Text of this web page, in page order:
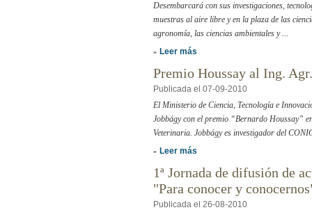
Desembarcará con sus investigaciones,
muestras al aire libre y en la plaza de las
agronomía, las ciencias ambientales y ...
» Leer más
Premio Houssay al Ing.
Publicada el 07-09-2010
El Ministerio de Ciencia, Tecnología e
Jobbágy con el premio “Bernardo Houssay”
Veterinaria. Jobbágy es investigador del
» Leer más
1ª Jornada de difusión de
"Para conocer y
Publicada el 26-08-2010